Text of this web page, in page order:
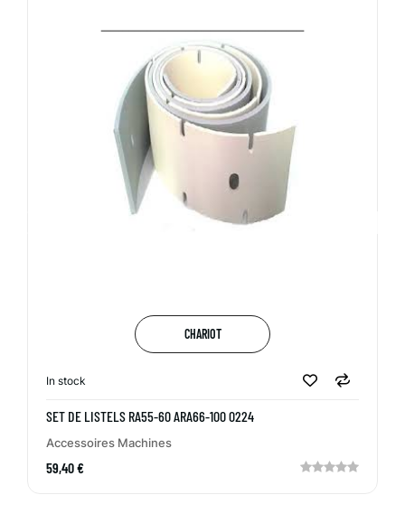
CHARIOT
In stock
SET DE LISTELS RA55-60 ARA66-100 0224
Accessoires Machines
59,40 €